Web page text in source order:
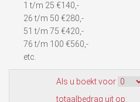
1 t/m 25 €140,-
26 t/m 50 €280,-
51 t/m 75 €420,-
76 t/m 100 €560,-
etc.
Als u boekt voor
totaalbedrag uit op: